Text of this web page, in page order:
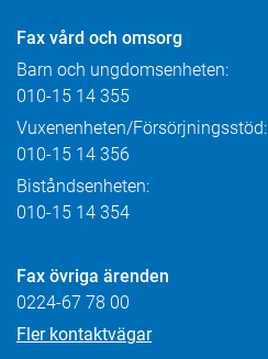
Fax vård och omsorg
Barn och ungdomsenheten:
010-15 14 355
Vuxenenheten/Försörjningsstöd:
010-15 14 356
Biståndsenheten:
010-15 14 354
Fax övriga ärenden
0224-67 78 00
Fler kontaktvägar